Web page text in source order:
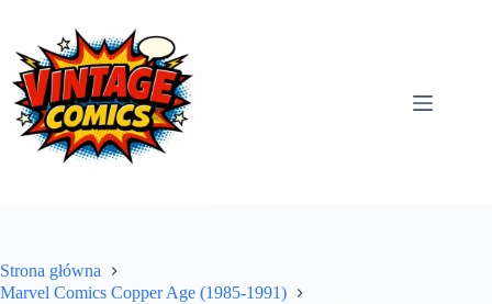
treści
Strona główna
Marvel Comics Copper Age (1985-1991)